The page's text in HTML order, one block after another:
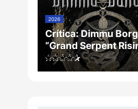
2026
Crítica: Dimmu
“Grand Serpent